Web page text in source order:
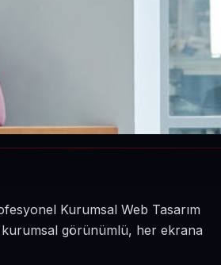
Kurumsal Web Tasarım
kurumsal görünümlü, her ekrana